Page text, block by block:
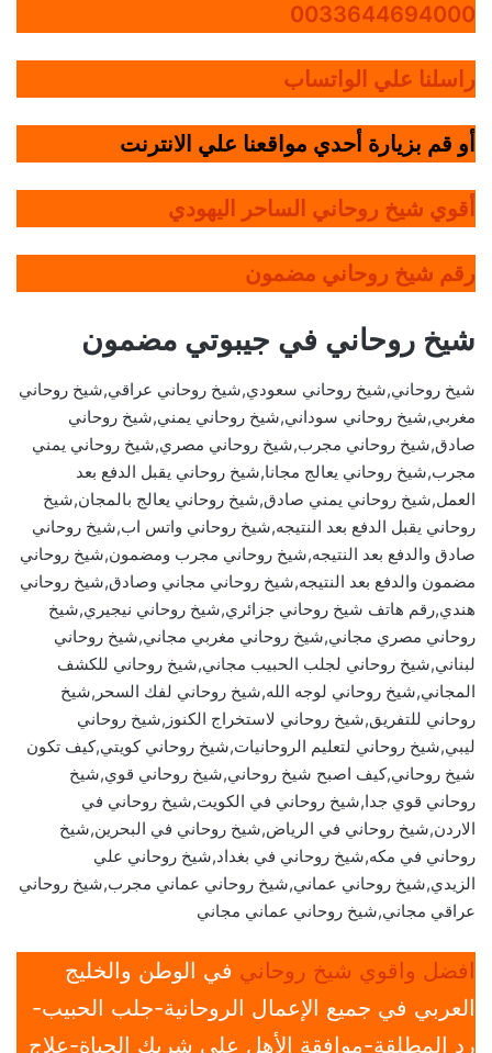
0033644694000
راسلنا علي الواتساب
أو قم بزيارة أحدي مواقعنا علي الانترنت
أقوي شيخ روحاني الساحر اليهودي
رقم شيخ روحاني مضمون
شيخ روحاني في جيبوتي مضمون
شيخ روحاني,شيخ روحاني سعودي,شيخ روحاني عراقي,شيخ روحاني
مغربي,شيخ روحاني سوداني,شيخ روحاني يمني,شيخ روحاني
صادق,شيخ روحاني مجرب,شيخ روحاني مصري,شيخ روحاني يمني
مجرب,شيخ روحاني يعالج مجانا,شيخ روحاني يقبل الدفع بعد
العمل,شيخ روحاني يمني صادق,شيخ روحاني يعالج بالمجان,شيخ
روحاني يقبل الدفع بعد النتيجه,شيخ روحاني واتس اب,شيخ روحاني
صادق والدفع بعد النتيجه,شيخ روحاني مجرب ومضمون,شيخ روحاني
مضمون والدفع بعد النتيجه,شيخ روحاني مجاني وصادق,شيخ روحاني
هندي,رقم هاتف شيخ روحاني جزائري,شيخ روحاني نيجيري,شيخ
روحاني مصري مجاني,شيخ روحاني مغربي مجاني,شيخ روحاني
لبناني,شيخ روحاني لجلب الحبيب مجاني,شيخ روحاني للكشف
المجاني,شيخ روحاني لوجه الله,شيخ روحاني لفك السحر,شيخ
روحاني للتفريق,شيخ روحاني لاستخراج الكنوز,شيخ روحاني
ليبي,شيخ روحاني لتعليم الروحانيات,شيخ روحاني كويتي,كيف تكون
شيخ روحاني,كيف اصبح شيخ روحاني,شيخ روحاني قوي,شيخ
روحاني قوي جدا,شيخ روحاني في الكويت,شيخ روحاني في
الاردن,شيخ روحاني في الرياض,شيخ روحاني في البحرين,شيخ
روحاني في مكه,شيخ روحاني في بغداد,شيخ روحاني علي
الزيدي,شيخ روحاني عماني,شيخ روحاني عماني مجرب,شيخ روحاني
عراقي مجاني,شيخ روحاني عماني مجاني
افضل واقوي شيخ روحاني في الوطن والخليج
العربي في جميع الإعمال الروحانية-جلب الحبيب-
رد المطلقة-موافقة الأهل علي شريك الحياة-علاج